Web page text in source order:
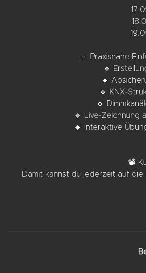
🔹 Praxisnahe
🔹
🔹
🔹 KNX-
🔹
🔹 Live-Zeichnung
🔹 Interaktive
📽
Damit kannst du jederzeit auf